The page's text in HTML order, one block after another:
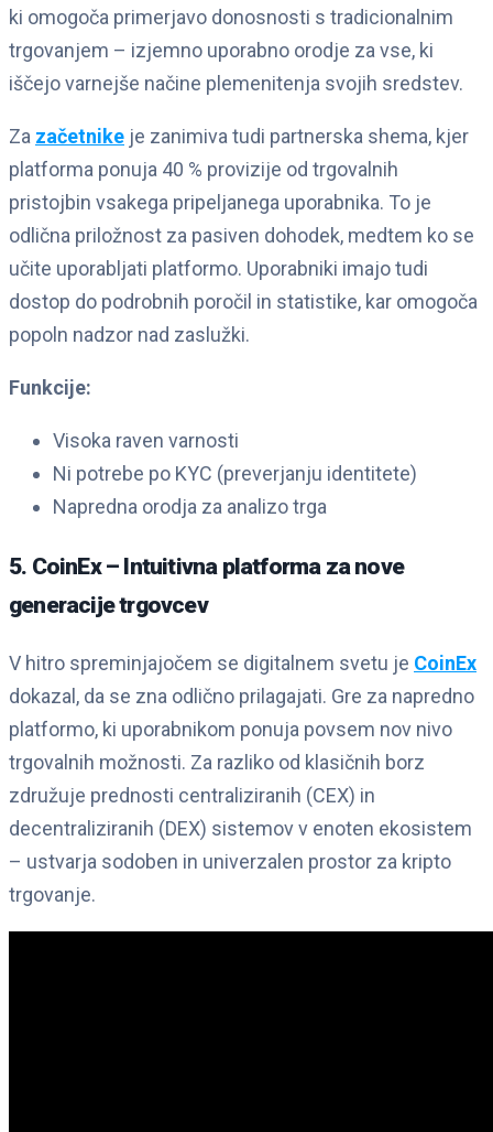
ki omogoča primerjavo donosnosti s tradicionalnim
trgovanjem – izjemno uporabno orodje za vse, ki
iščejo varnejše načine plemenitenja svojih sredstev.
Za začetnike je zanimiva tudi partnerska shema, kjer
platforma ponuja 40 % provizije od trgovalnih
pristojbin vsakega pripeljanega uporabnika. To je
odlična priložnost za pasiven dohodek, medtem ko se
učite uporabljati platformo. Uporabniki imajo tudi
dostop do podrobnih poročil in statistike, kar omogoča
popoln nadzor nad zaslužki.
Funkcije:
Visoka raven varnosti
Ni potrebe po KYC (preverjanju identitete)
Napredna orodja za analizo trga
5. CoinEx – Intuitivna platforma za nove
generacije trgovcev
V hitro spreminjajočem se digitalnem svetu je CoinEx
dokazal, da se zna odlično prilagajati. Gre za napredno
platformo, ki uporabnikom ponuja povsem nov nivo
trgovalnih možnosti. Za razliko od klasičnih borz
združuje prednosti centraliziranih (CEX) in
decentraliziranih (DEX) sistemov v enoten ekosistem
– ustvarja sodoben in univerzalen prostor za kripto
trgovanje.